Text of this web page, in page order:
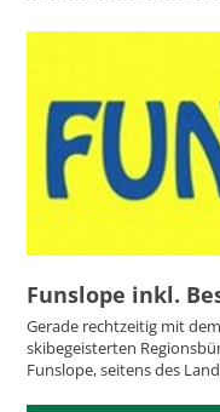
Funslope inkl.
Gerade rechtzeitig mit
skibegeisterten
Funslope, seitens des